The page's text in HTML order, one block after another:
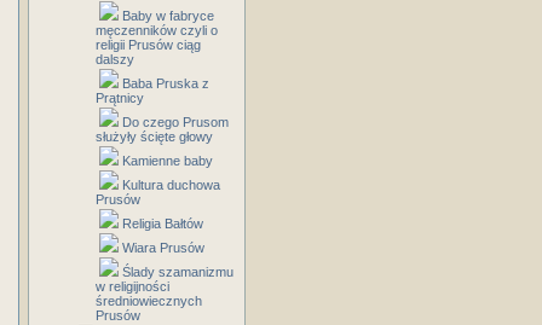
Baby w fabryce
męczenników czyli o
religii Prusów ciąg
dalszy
Baba Pruska z
Prątnicy
Do czego Prusom
służyły ścięte głowy
Kamienne baby
Kultura duchowa
Prusów
Religia Bałtów
Wiara Prusów
Ślady szamanizmu
w religijności
średniowiecznych
Prusów